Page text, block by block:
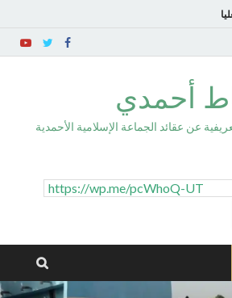
أحمدي
عن عقائد الجماعة الإسلامية الأحمدية